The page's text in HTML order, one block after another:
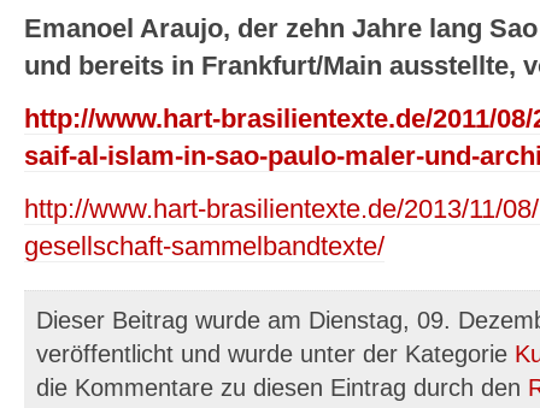
Emanoel Araujo, der zehn Jahre lang
und bereits in Frankfurt/Main ausstellte,
http://www.hart-brasilientexte.de/2011/
saif-al-islam-in-sao-paulo-maler-und-
http://www.hart-brasilientexte.de/2013/11/
gesellschaft-sammelbandtexte/
Dieser Beitrag wurde am Dienstag, 09.
veröffentlicht und wurde unter der Kategorie
die Kommentare zu diesen Eintrag durch den